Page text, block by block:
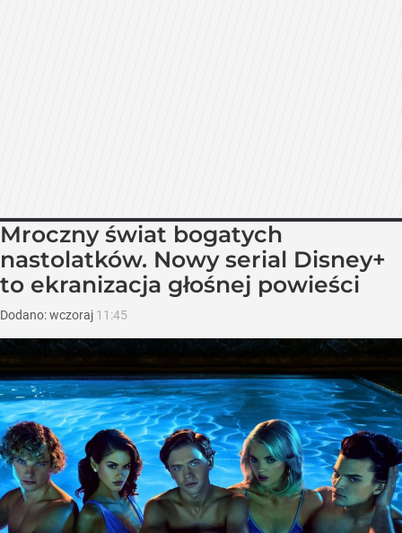
Mroczny świat bogatych
nastolatków. Nowy serial Disney+
to ekranizacja głośnej powieści
Dodano:wczoraj 11:45